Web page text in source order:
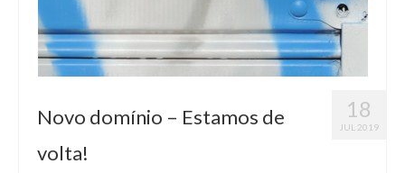
18
JUL 2019
Novo domínio – Estamos de
volta!